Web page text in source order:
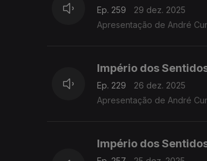
Ep. 259
29 dez. 2025
Apresentação de André
Império dos
Ep. 229
26 dez. 2025
Apresentação de André
Império dos